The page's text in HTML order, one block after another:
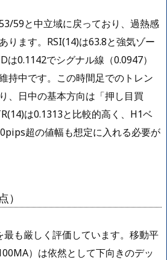
59と中立域に戻っており、過熱感
ります。RSI(14)は63.8と強気ゾー
は0.1142でシグナル線（0.0947）
持中です。この時間足でのトレン
、日中の基本方向は「押し目買
は0.1313と比較的高く、H1ベ
超の値幅も想定に入れる必要が
も厳しく評価しています。移動平
）は依然として下向きのデッ